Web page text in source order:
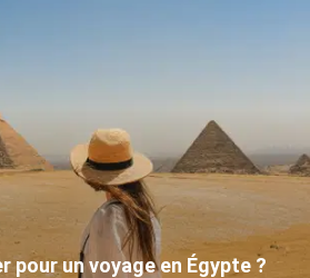
pour un voyage en Égypte ?